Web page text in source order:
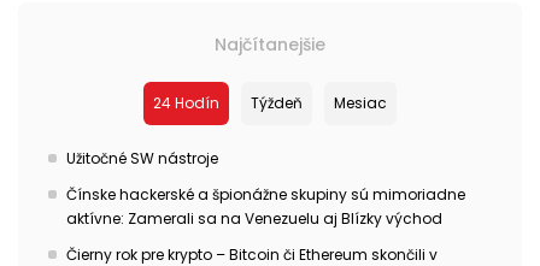
Najčítanejšie
24 Hodín Týždeň Mesiac
Užitočné SW nástroje
Čínske hackerské a špionážne skupiny sú mimoriadne
aktívne: Zamerali sa na Venezuelu aj Blízky východ
Čierny rok pre krypto – Bitcoin či Ethereum skončili v